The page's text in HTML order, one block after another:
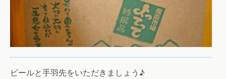
ビールと手羽先をいただきましょう♪